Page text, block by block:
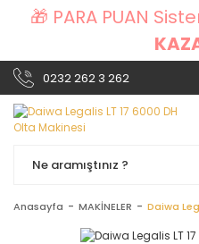
🎁 PARA PUAN
0232 262 3 262
Anasayfa MAKİNELER Daiwa